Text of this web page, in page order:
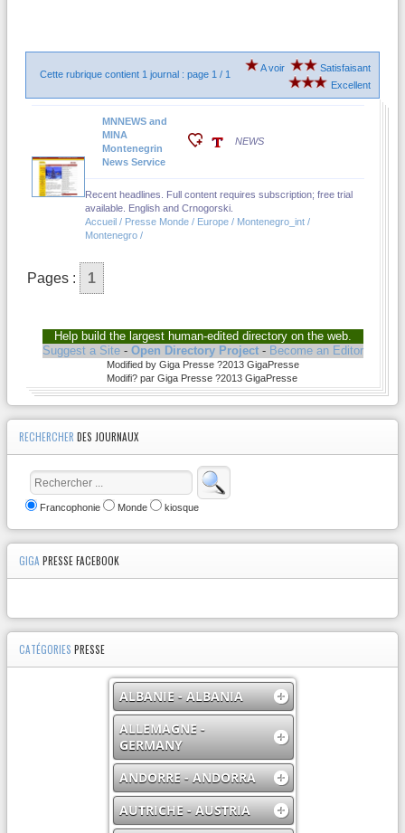
Cette rubrique contient 1 journal : page 1 / 1
A voir
Satisfaisant
Excellent
MNNEWS and
MINA
Montenegrin
News Service
NEWS
Recent headlines. Full content requires subscription; free trial
available. English and Crnogorski.
Accueil / Presse Monde / Europe / Montenegro_int /
Montenegro /
Pages : 1
Help build the largest human-edited directory on the web.
Suggest a Site- Open Directory Project- Become an Editor
Modified by Giga Presse ?2013 GigaPresse
Modifi? par Giga Presse ?2013 GigaPresse
RECHERCHER DES JOURNAUX
Francophonie Monde kiosque
GIGAPRESSE FACEBOOK
CATÉGORIES PRESSE
ALBANIE - ALBANIA
ALLEMAGNE -
GERMANY
ANDORRE - ANDORRA
AUTRICHE - AUSTRIA